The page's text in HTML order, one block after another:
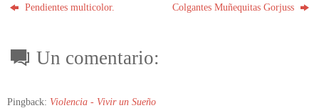
Pendientes multicolor. Colgantes Muñequitas Gorjuss
Un comentario:
Pingback: Violencia - Vivir un Sueño